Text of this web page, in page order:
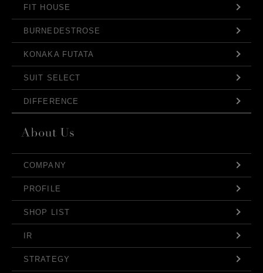
FIT HOUSE
BURNEDESTROSE
KONAKA FUTATA
SUIT SELECT
DIFFERENCE
COMPANY
PROFILE
SHOP LIST
IR
STRATEGY